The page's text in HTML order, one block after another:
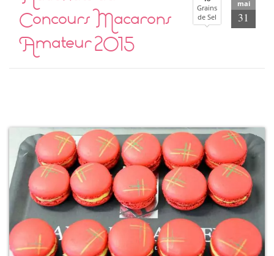
Concours Macarons
Amateur 2015
Grains
de Sel
mai
31